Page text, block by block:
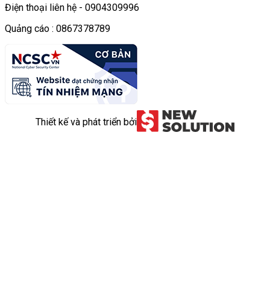
Điện thoại liên hệ - 0904309996
Quảng cáo : 0867378789
Thiết kế và phát triển bởi